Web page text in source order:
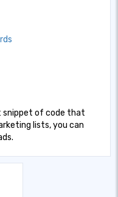
snippet of code that
lists, you can